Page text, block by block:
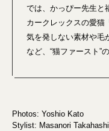
では、かっぴー先生と
カークレックスの愛猫
気を発しない素材や毛
など、“猫ファースト”
Photos: Yoshio Kato
Stylist: Masanori Takahashi